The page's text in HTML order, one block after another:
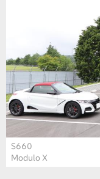
S660
Modulo X